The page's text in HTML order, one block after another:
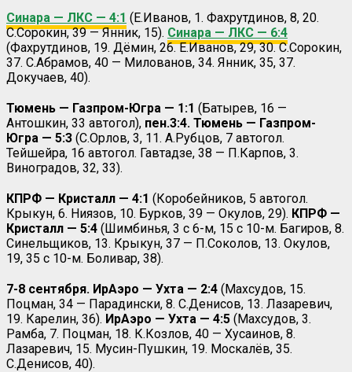
Синара — ЛКС — 4:1 (Е.Иванов, 1. Фахрутдинов, 8, 20.
С.Сорокин, 39 — Янник, 15). Синара — ЛКС — 6:4
(Фахрутдинов, 19. Дёмин, 26. Е.Иванов, 29, 30. С.Сорокин,
37. С.Абрамов, 40 — Милованов, 34. Янник, 35, 37.
Докучаев, 40).
Тюмень — Газпром-Югра — 1:1 (Батырев, 16 —
Антошкин, 33 автогол), пен.3:4. Тюмень — Газпром-
Югра — 5:3 (С.Орлов, 3, 11. А.Рубцов, 7 автогол.
Тейшейра, 16 автогол. Гавтадзе, 38 — П.Карпов, 3.
Виноградов, 32, 33).
КПРФ — Кристалл — 4:1 (Коробейников, 5 автогол.
Крыкун, 6. Ниязов, 10. Бурков, 39 — Окулов, 29). КПРФ —
Кристалл — 5:4 (Шимбинья, 3 с 6-м, 15 с 10-м. Багиров, 8.
Синельщиков, 13. Крыкун, 37 — П.Соколов, 13. Окулов,
19, 35 с 10-м. Боливар, 38).
7-8 сентября. ИрАэро — Ухта — 2:4 (Махсудов, 15.
Поцман, 34 — Парадински, 8. С.Денисов, 13. Лазаревич,
19. Карелин, 36). ИрАэро — Ухта — 4:5 (Махсудов, 3.
Рамба, 7. Поцман, 18. К.Козлов, 40 — Хусаинов, 8.
Лазаревич, 15. Мусин-Пушкин, 19. Москалёв, 35.
С.Денисов, 40).